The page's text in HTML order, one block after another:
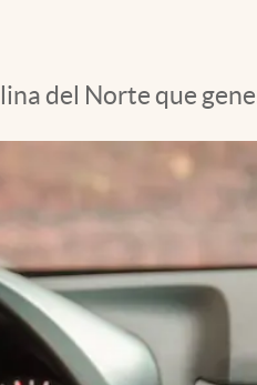
del Norte que